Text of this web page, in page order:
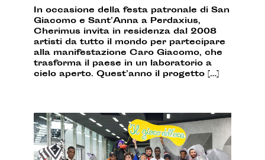
In occasione della festa patronale di San
Giacomo e Sant’Anna a Perdaxius,
Cherimus invita in residenza dal 2008
artisti da tutto il mondo per partecipare
alla manifestazione Caro Giacomo, che
trasforma il paese in un laboratorio a
cielo aperto. Quest’anno il progetto […]